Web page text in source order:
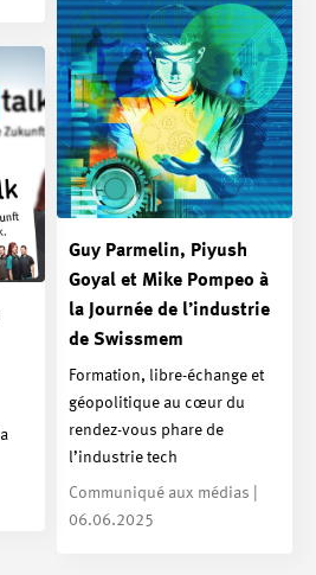
Guy Parmelin, Piyush
Goyal et Mike Pompeo à
la Journée de l’industrie
de Swissmem
Formation, libre-échange et
géopolitique au cœur du
rendez-vous phare de
l’industrie tech
Communiqué aux médias |
06.06.2025